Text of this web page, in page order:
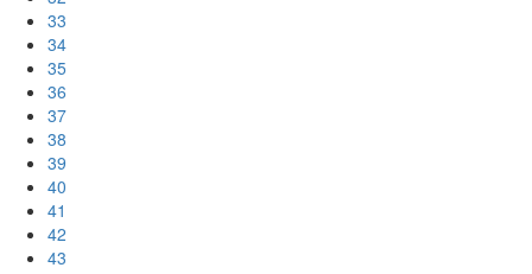
33
34
35
36
37
38
39
40
41
42
43